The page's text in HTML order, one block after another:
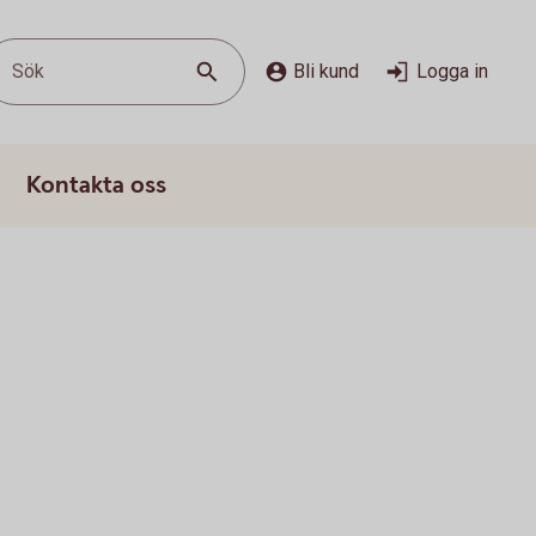
Sök Bli kund Logga in
Kontakta oss